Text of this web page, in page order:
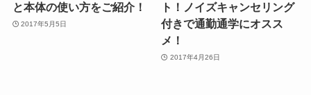
と本体の使い方をご紹介！
2017年5月5日
ト！ノイズキャンセリング
付きで通勤通学にオスス
メ！
2017年4月26日